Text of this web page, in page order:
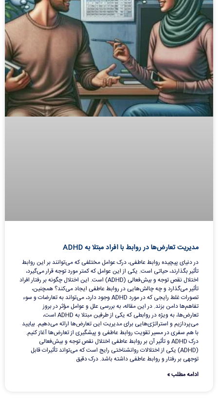
مدیریت تعارض‌ها در روابط با افراد مبتلا به ADHD
در دنیای پیچیده روابط عاطفی، درک عوامل مختلفی که می‌توانند بر این روابط
تأثیر بگذارند، حیاتی است. یکی از این عوامل که کمتر مورد توجه قرار می‌گیرد،
اختلال نقص توجه و بیش‌فعالی (ADHD) است. این اختلال چگونه بر رفتار افراد
تأثیر می‌گذارد و چه چالش‌هایی در روابط عاطفی ایجاد می‌کند؟ همچنین،
تصورات غلط رایجی که در مورد ADHD وجود دارد، می‌تواند به تعارضات و سوء
تفاهم‌ها دامن بزند. در این مقاله، به بررسی علل و عوامل مؤثر در بروز
تعارض‌ها، به ویژه در روابطی که یکی از طرفین مبتلا به ADHD است،
می‌پردازیم و استراتژی‌هایی برای مدیریت این تعارض‌ها ارائه می‌دهیم. بیایید
با هم سفری در مسیر تقویت روابط عاطفی و پیشگیری از تعارض‌ها آغاز کنیم.
درک ADHD و تأثیر آن بر روابط عاطفی اختلال نقص توجه و بیش‌فعالی
(ADHD) یکی از اختلالات روانشناختی رایج است که می‌تواند تأثیرات قابل
توجهی بر رفتار و روابط عاطفی داشته باشد. درک دقیق
ادامه مطلب »